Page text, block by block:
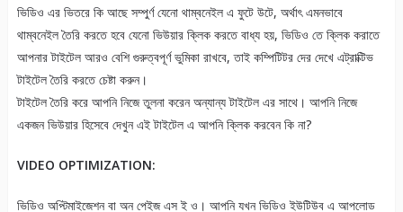
ভিডিও এর ভিতরে কি আছে সম্পুর্ণ যেনো থাম্বনেইল এ ফুটে উটে, অর্থাৎ এমনভাবে
থাম্বনেইল তৈরি করতে হবে যেনো ভিউয়ার ক্লিক করতে বাধ্য হয়, ভিডিও তে ক্লিক করাতে
আপনার টাইটেল আরও বেশি গুরুত্বপূর্ণ ভুমিকা রাখবে, তাই কম্পিটিটর দের দেখে এট্রাক্টিভ
টাইটেল তৈরি করতে চেষ্টা করুন।
টাইটেল তৈরি করে আপনি নিজে তুলনা করেন অন্যান্য টাইটেল এর সাথে। আপনি নিজে
একজন ভিউয়ার হিসেবে দেখুন এই টাইটেল এ আপনি ক্লিক করবেন কি না?
VIDEO OPTIMIZATION:
ভিডিও অপ্টিমাইজেশন বা অন পেইজ এস ই ও। আপনি যখন ভিডিও ইউটিউব এ আপলোড